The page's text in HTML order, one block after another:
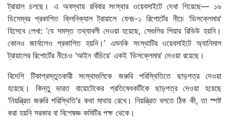
ট্রায়াল চলছে। এ অবস্থায় রবিবার সংস্থার ওয়েবসাইটে দেখা গিয়েছে— ১৬
ডিসেম্বর প্রকাশিত ক্লিনিক্যাল ট্রায়ালে ফেজ়-১ রিপোর্টের নীচে ‘ডিসক্লেমার’
হিসেবে লেখা: ‘যে সমস্ত তথ্যাবলী দেওয়া হয়েছে, সেগুলির পিয়ার রিভিউ হয়নি।
কোনও জার্নালেও প্রকাশিত হয়নি।’ এমনকি সংস্থাটির ওয়েবসাইটে অ্যানিমাল
ট্রায়ালের রিপোর্টের নীচেও ‘আইন বাঁচিয়ে’ একই ‘ডিসক্লেমার’ দেওয়া রয়েছে।
বিদেশি টিকাপ্রস্তুতকারী সংস্থাগুলিকে জরুরি পরিস্থিতিতে ছাড়পত্র দেওয়া
হয়েছে। কিন্তু ভারত বায়োটেকের প্রতিষেধকটিকে ছাড়পত্র দেওয়া হয়েছে
‘নিয়ন্ত্রিত জরুরি পরিস্থিতি’র কথা মাথায় রেখে। নিয়ন্ত্রিত বলতে ঠিক কী, তা স্পষ্ট
করা হয়নি সরকার বা বিশেষজ্ঞ কমিটির পক্ষ থেকে।